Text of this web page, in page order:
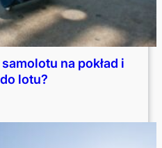
na pokład i
lotu?